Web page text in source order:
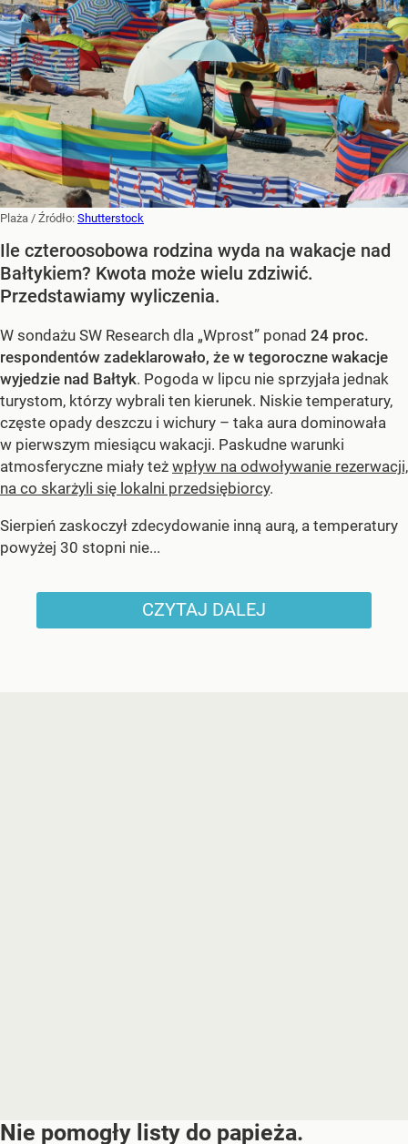
Plaża / Źródło: Shutterstock
Ile czteroosobowa rodzina wyda na wakacje nad
Bałtykiem? Kwota może wielu zdziwić.
Przedstawiamy wyliczenia.
W sondażu SW Research dla „Wprost” ponad 24 proc.
respondentów zadeklarowało, że w tegoroczne wakacje
wyjedzie nad Bałtyk. Pogoda w lipcu nie sprzyjała jednak
turystom, którzy wybrali ten kierunek. Niskie temperatury,
częste opady deszczu i wichury – taka aura dominowała
w pierwszym miesiącu wakacji. Paskudne warunki
atmosferyczne miały też wpływ na odwoływanie rezerwacji,
na co skarżyli się lokalni przedsiębiorcy.
Sierpień zaskoczył zdecydowanie inną aurą, a temperatury
powyżej 30 stopni nie...
CZYTAJ DALEJ
Nie pomogły listy do papieża.